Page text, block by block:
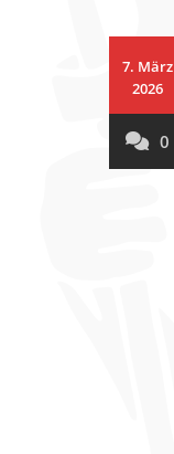
7. März
2026
0